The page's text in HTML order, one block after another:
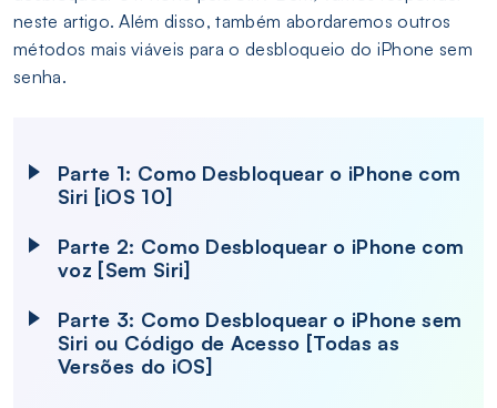
neste artigo. Além disso, também abordaremos outros
métodos mais viáveis para o desbloqueio do iPhone sem
senha.
Parte 1: Como Desbloquear o iPhone com
Siri [iOS 10]
Parte 2: Como Desbloquear o iPhone com
voz [Sem Siri]
Parte 3: Como Desbloquear o iPhone sem
Siri ou Código de Acesso [Todas as
Versões do iOS]